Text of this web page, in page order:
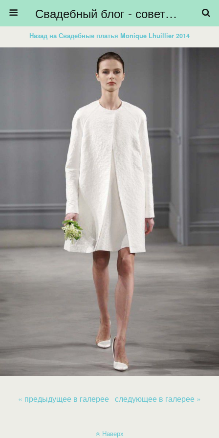
Свадебный блог - советы невестам, подготовка к свадьбе - HiBride
Назад на Свадебные платья Monique Lhuillier 2014
« предыдущее в галерее следующее в галерее »
Наверх